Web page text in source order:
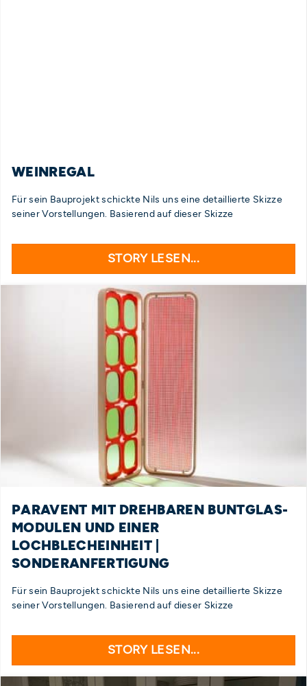
WEINREGAL
Für sein Bauprojekt schickte Nils uns eine detaillierte Skizze
seiner Vorstellungen. Basierend auf dieser Skizze
STORY LESEN...
PARAVENT MIT DREHBAREN BUNTGLAS-
MODULEN UND EINER
LOCHBLECHEINHEIT |
SONDERANFERTIGUNG
Für sein Bauprojekt schickte Nils uns eine detaillierte Skizze
seiner Vorstellungen. Basierend auf dieser Skizze
STORY LESEN...